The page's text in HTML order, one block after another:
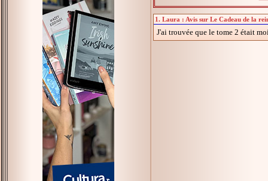
1. Laura : Avis sur Le Cadeau de la
J'ai trouvée que le tome 2 était